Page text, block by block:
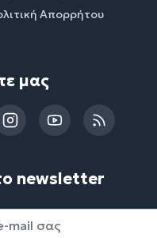
Απορρήτου
μας
InstagramYouTubeRSS
newsletter